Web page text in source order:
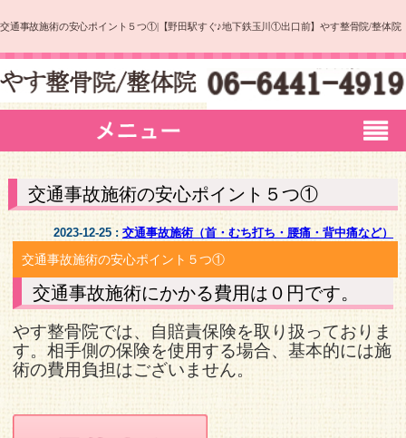
交通事故施術の安心ポイント５つ①|【野田駅すぐ♪地下鉄玉川①出口前】やす整骨院/整体院
交通事故施術の安心ポイント５つ①
2023-12-25 :交通事故施術（首・むち打ち・腰痛・背中痛など）
交通事故施術の安心ポイント５つ①
交通事故施術にかかる費用は０円です。
やす整骨院では、自賠責保険を取り扱っておりま
す。相手側の保険を使用する場合、基本的には施
術の費用負担はございません。